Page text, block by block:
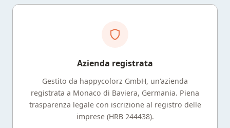
Azienda registrata
Gestito da happycolorz GmbH, un'azienda
registrata a Monaco di Baviera, Germania. Piena
trasparenza legale con iscrizione al registro delle
imprese (HRB 244438).